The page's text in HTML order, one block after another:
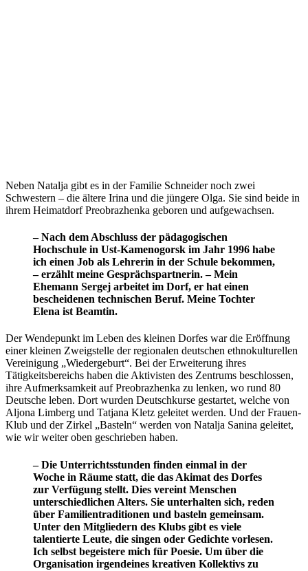
Neben Natalja gibt es in der Familie Schneider noch zwei
Schwestern – die ältere Irina und die jüngere Olga. Sie sind beide in
ihrem Heimatdorf Preobrazhenka geboren und aufgewachsen.
– Nach dem Abschluss der pädagogischen
Hochschule in Ust-Kamenogorsk im Jahr 1996 habe
ich einen Job als Lehrerin in der Schule bekommen,
– erzählt meine Gesprächspartnerin. – Mein
Ehemann Sergej arbeitet im Dorf, er hat einen
bescheidenen technischen Beruf. Meine Tochter
Elena ist Beamtin.
Der Wendepunkt im Leben des kleinen Dorfes war die Eröffnung
einer kleinen Zweigstelle der regionalen deutschen ethnokulturellen
Vereinigung „Wiedergeburt“. Bei der Erweiterung ihres
Tätigkeitsbereichs haben die Aktivisten des Zentrums beschlossen,
ihre Aufmerksamkeit auf Preobrazhenka zu lenken, wo rund 80
Deutsche leben. Dort wurden Deutschkurse gestartet, welche von
Aljona Limberg und Tatjana Kletz geleitet werden. Und der Frauen-
Klub und der Zirkel „Basteln“ werden von Natalja Sanina geleitet,
wie wir weiter oben geschrieben haben.
– Die Unterrichtsstunden finden einmal in der
Woche in Räume statt, die das Akimat des Dorfes
zur Verfügung stellt. Dies vereint Menschen
unterschiedlichen Alters. Sie unterhalten sich, reden
über Familientraditionen und basteln gemeinsam.
Unter den Mitgliedern des Klubs gibt es viele
talentierte Leute, die singen oder Gedichte vorlesen.
Ich selbst begeistere mich für Poesie. Um über die
Organisation irgendeines kreativen Kollektivs zu